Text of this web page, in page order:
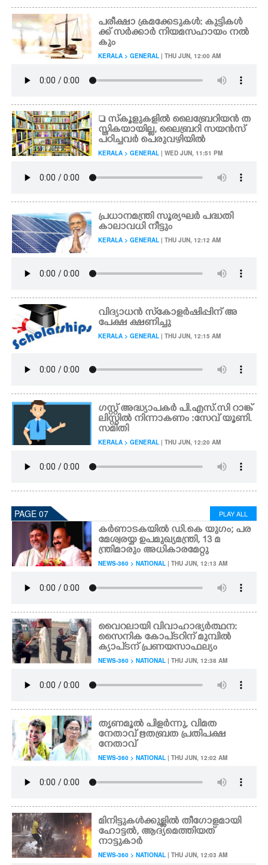
പരീക്ഷാ ക്രമക്കേടുകൾ: കുട്ടികൾ
ക്ക് സർക്കാർ നിയമസഹായം നൽ
കും
KERALA > GENERAL | THU JUN, 12:00 AM
 സ്‌കൂളുകളിൽ ലൈബ്രേറിയൻ ത
സ്തികയായില്ല, ലൈബ്രറി സയൻസ്
പഠിച്ചവർ പെരുവഴിയിൽ
KERALA > GENERAL | WED JUN, 11:51 PM
പ്രധാനമന്ത്രി സൂര്യഘർ പദ്ധതി
കാലാവധി നീട്ടും
KERALA > GENERAL | THU JUN, 12:12 AM
വിദ്യാധൻ സ്‌കോളർഷിപ്പിന് അ
പേക്ഷ ക്ഷണിച്ചു
KERALA > GENERAL | THU JUN, 12:15 AM
ഗസ്റ്റ് അദ്ധ്യാപകർ പി.എസ്‌.സി റാങ്ക്
ലിസ്റ്റിൽ നിന്നാകണം :സേവ് യൂണി.
സമിതി
KERALA > GENERAL | THU JUN, 12:20 AM
PAGE 07 PLAY ALL
കർണാടകയിൽ ഡി.കെ യുഗം; പര
മേശ്വരയ്യ ഉപമുഖ്യമന്ത്രി, 13 മ
ന്ത്രിമാരും അധികാരമേറ്റു
NEWS-360 > NATIONAL | THU JUN, 12:13 AM
വൈറലായി വിവാഹാഭ്യർത്ഥന:
സൈനിക കോപ്ടറിന് മുമ്പിൽ
ക്യാപ്ടന് പ്രണയസാഫല്യം
NEWS-360 > NATIONAL | THU JUN, 12:38 AM
തൃണമൂൽ പിളർന്നു, വിമത
നേതാവ് ഋതബ്രത പ്രതിപക്ഷ
നേതാവ്
NEWS-360 > NATIONAL | THU JUN, 12:02 AM
മിനിട്ടുകൾക്കുള്ളിൽ തീഗോളമായി
ഹോട്ടൽ, ആദ്യമെത്തിയത്
നാട്ടുകാർ
NEWS-360 > NATIONAL | THU JUN, 12:03 AM